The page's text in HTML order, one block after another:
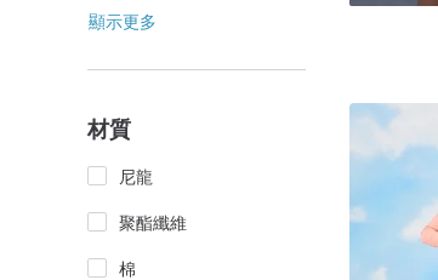
顯示更多
材質
尼龍
聚酯纖維
棉